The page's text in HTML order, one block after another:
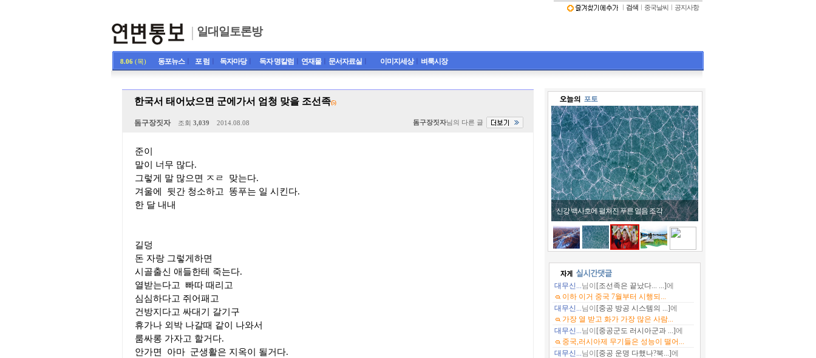
일대일토론방
검색 중국날씨 공지사항
8.06 (목) 동포뉴스ㅣ 포 럼 독자마당ㅣ 독자 명칼럼 연재물ㅣ 문서자료실 이미지세상ㅣ 벼룩시장
한국서 태어났으면 군에가서 엄청 맞을 조선족(5)
돔구장짓자 조회 3,039 2014.08.08 돔구장짓자님의 다른 글
준이
말이 너무 많다.
그렇게 말 많으면 ㅈㄹ 맞는다.
겨울에 뒷간 청소하고 똥푸는 일 시킨다.
한 달 내내
길덩
돈 자랑 그렇게하면
시골출신 애들한테 죽는다.
열받는다고 빠따 때리고
심심하다고 쥐어패고
건방지다고 싸대기 갈기구
휴가나 외박 나갈때 같이 나와서
룸싸롱 가자고 할거다.
안가면 아마 군생활은 지옥이 될거다.
어린이들 호랑이 모자 쓰고 '활짝'
대무신...님이 [조선족은 끝났다... ...]에
이하 이거 중국 7월부터 시행되...
대무신...님이 [중공 방공 시스템의 ...]에
가장 열 받고 화가 가장 많은 사람...
대무신...님이 [중공군도 러시아군과 ...]에
중국,러시아제 무기들은 성능이 떨어...
대무신...님이 [중공 운명 다했나?북...]에